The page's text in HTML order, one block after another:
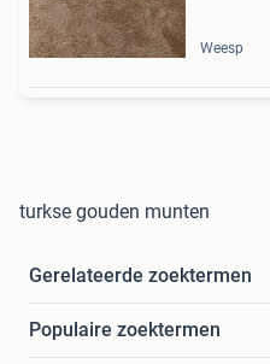
Weesp
turkse gouden munten
Gerelateerde zoektermen
Populaire zoektermen